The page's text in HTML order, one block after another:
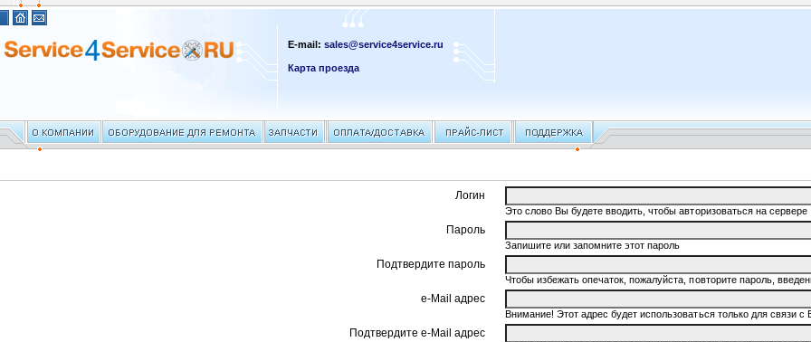
E-mail:sales@service4service.ru
Карта проезда
Логин
Это слово Вы будете вводить, чтобы авторизоваться на сервере
Пароль
Запишите или запомните этот пароль
Подтвердите пароль
Чтобы избежать опечаток, пожалуйста, повторите пароль,
e-Mail адрес
Внимание! Этот адрес будет использоваться только для связи
Подтвердите e-Mail адрес